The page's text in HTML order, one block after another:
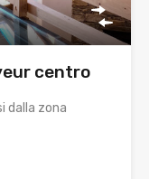
centro
dalla zona